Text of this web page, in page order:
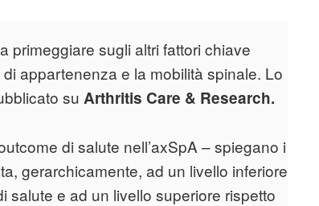
primeggiare sugli altri fattori chiave
appartenenza e la mobilità spinale. Lo
su Arthritis Care & Research.
di salute nell’axSpA – spiegano i
gerarchicamente, ad un livello inferiore
salute e ad un livello superiore rispetto